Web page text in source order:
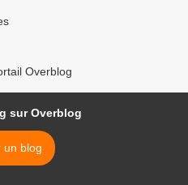
Overblog
sur Overblog
un blog